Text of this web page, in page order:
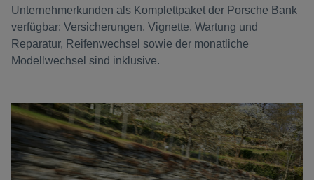
Unternehmerkunden als Komplettpaket der Porsche Bank
verfügbar: Versicherungen, Vignette, Wartung und
Reparatur, Reifenwechsel sowie der monatliche
Modellwechsel sind inklusive.